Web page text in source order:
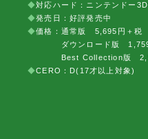
◆対応ハード：ニンテンドー
◆発売日：好評発売中
◆価格：通常版 5,695円＋税
ダウンロード版 1,759円
Best Collection版
◆CERO：D(17才以上対象)